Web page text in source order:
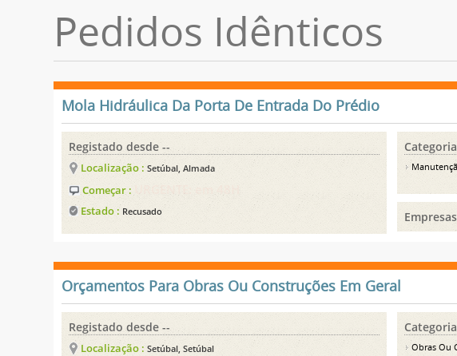
Pedidos Idênticos
Mola Hidráulica Da Porta De Entrada Do Prédio
Registado desde --
Localização :Setúbal, Almada
Começar :
Estado : Recusado
Orçamentos Para Obras Ou Construções Em Geral
Registado desde --
Localização :Setúbal, Setúbal Obras Ou